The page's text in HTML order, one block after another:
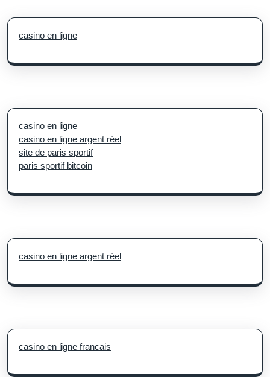
casino en ligne
casino en ligne
casino en ligne argent réel
site de paris sportif
paris sportif bitcoin
casino en ligne argent réel
casino en ligne francais